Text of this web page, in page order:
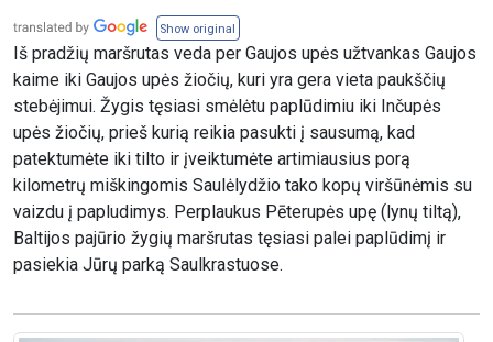
Show original
Iš pradžių maršrutas veda per Gaujos upės užtvankas Gaujos
kaime iki Gaujos upės žiočių, kuri yra gera vieta paukščių
stebėjimui. Žygis tęsiasi smėlėtu paplūdimiu iki Inčupės
upės žiočių, prieš kurią reikia pasukti į sausumą, kad
patektumėte iki tilto ir įveiktumėte artimiausius porą
kilometrų miškingomis Saulėlydžio tako kopų viršūnėmis su
vaizdu į papludimys. Perplaukus Pēterupės upę (lynų tiltą),
Baltijos pajūrio žygių maršrutas tęsiasi palei paplūdimį ir
pasiekia Jūrų parką Saulkrastuose.